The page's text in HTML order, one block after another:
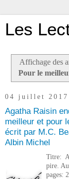
Les
Affichage des
Pour le
04 juillet 2017
Agatha Raisin
meilleur et pour
écrit par M.C.
Albin Michel
Titre:
pire.
pages: